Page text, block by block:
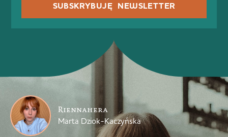
SUBSKRYBUJĘ NEWSLETTER
Riennahera
Marta Dziok-Kaczyńska